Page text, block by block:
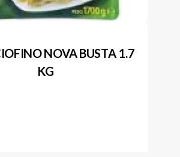
NOVA BUSTA 1.7
KG